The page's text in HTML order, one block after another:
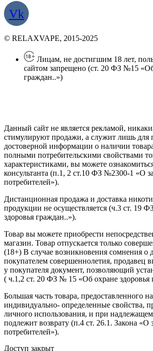
Vk
© RELAXVAPE, 2015-2025
Лицам, не достигшим 18 лет,
сайтом запрещено (ст. 20 ФЗ №15
граждан..»)
Данный сайт не является рекламой,
стимулируют продажи, а служит лишь для
достоверной информации о наличии
полными потребительскими свойствами
характеристиками, вы можете
консультанта (п.1, 2 ст.10 ФЗ №2300-1 «О
потребителей»).
Дистанционная продажа и доставка
продукции не осуществляется (ч.3 ст. 19
здоровья граждан..»).
Товар вы можете приобрести
магазин. Товар отпускается только
(18+) В случае возникновения сомнения о
покупателем совершеннолетия, продавец
у покупателя документ, позволяющий
( ч.1,2 ст. 20 ФЗ № 15 «Об охране здоровья
Большая часть товара, предоставленного
индивидуально- определенные свойства,
личного использования, и при надлежащем
подлежит возврату (п.4 ст. 26.1. Закона «О
потребителей»).
Доступ закрыт